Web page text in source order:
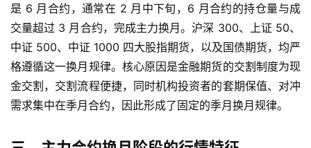
德
指
期
货
恒
期
是 6 月合约，通常在 2 月中下旬，6 月合约的持仓量与成
交量超过 3 月合约，完成主力换月。沪深 300、上证 50、
中证 500、中证 1000 四大股指期货，以及国债期货，均严
格遵循这一换月规律。核心原因是金融期货的交割制度为现
金交割，交割流程便捷，同时机构投资者的套期保值、对冲
需求集中在季月合约，因此形成了固定的季月换月规律。